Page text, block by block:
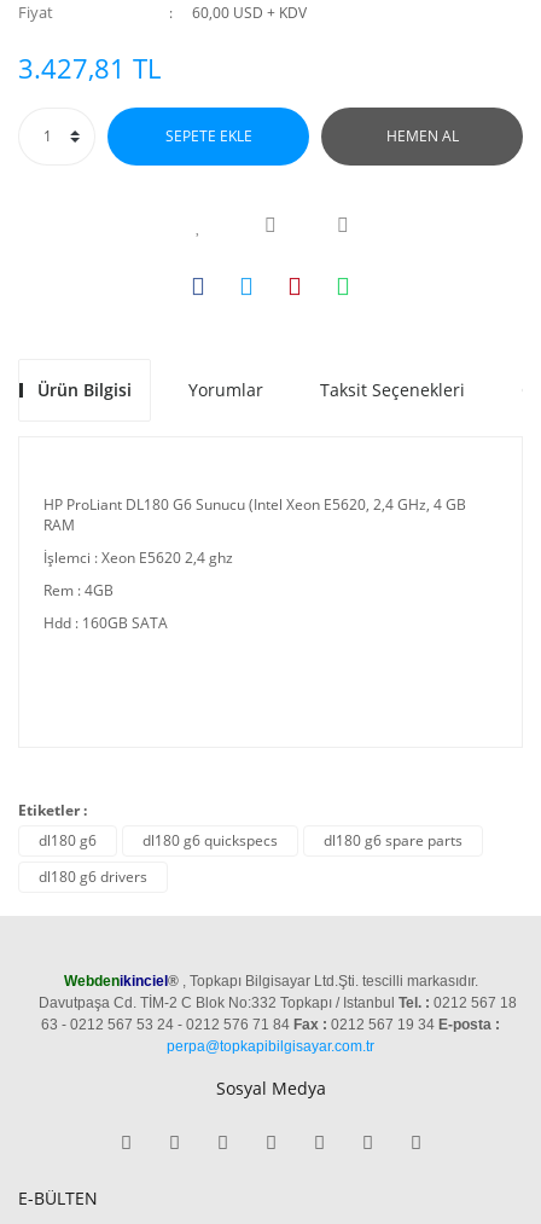
Fiyat 60,00 USD + KDV
3.427,81 TL
SEPETE EKLE HEMEN AL
Ürün Bilgisi Yorumlar Taksit Seçenekleri
HP ProLiant DL180 G6 Sunucu (Intel Xeon E5620, 2,4 GHz, 4 GB
RAM
İşlemci : Xeon E5620 2,4 ghz
Rem : 4GB
Hdd : 160GB SATA
Etiketler :
dl180 g6
dl180 g6 quickspecs
dl180 g6 spare parts
dl180 g6 drivers
Webdenikinciel ®, Topkapı Bilgisayar Ltd.Şti. tescilli markasıdır.
Davutpaşa Cd. TİM-2 C Blok No:332 Topkapı / Istanbul Tel. : 0212 567 18
63 - 0212 567 53 24 - 0212 576 71 84 Fax : 0212 567 19 34 E-posta :
perpa@topkapibilgisayar.com.tr
Sosyal Medya
E-BÜLTEN